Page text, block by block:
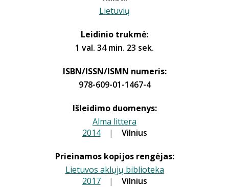
Lietuvių
Leidinio trukmė:
1 val. 34 min. 23 sek.
ISBN/ISSN/ISMN numeris:
978-609-01-1467-4
Išleidimo duomenys:
Alma littera
2014 | Vilnius
Prieinamos kopijos rengėjas:
Lietuvos aklųjų biblioteka
2017 | Vilnius